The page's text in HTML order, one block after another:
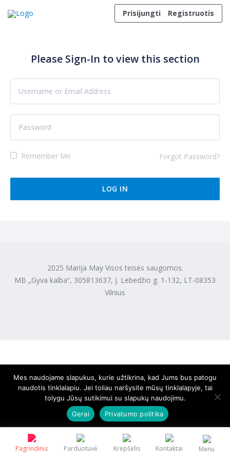
Prisijungti
Registruotis
Pagrindinis Parduotuvė Krepšelis Kontaktai Menu
Please Sign-In to view this section
Remember Me Forgot Password?
2025 Marija May Visos teisės saugomos.
MB „Gyva kalba“, 305813637, J. Lebedžio g. 1-132, LT-08353
Vilnius
Mes naudojame slapukus, kurie užtikrina, kad Jums bus patogu
naudotis tinklalapiu. Jei toliau naršysite mūsų tinklalapyje, tai
tolygu Jūsų sutikimui su slapukų naudojimu.
Gerai
Privatumo politika